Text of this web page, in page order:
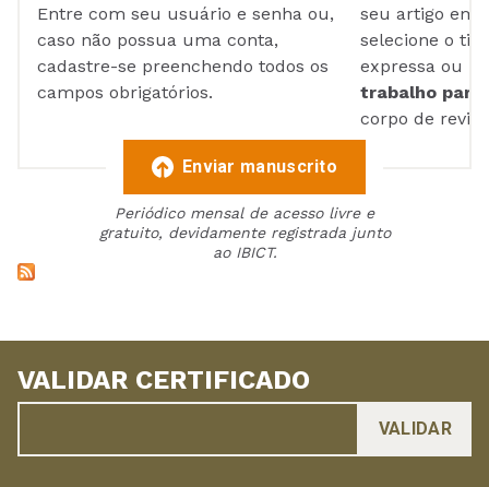
Entre com seu usuário e senha ou,
caso não possua uma conta,
cadastre-se preenchendo todos os
campos obrigatórios.
seu artigo em
selecione o
expressa ou
trabalho para
corpo de
Enviar manuscrito
Periódico mensal de acesso livre e
gratuito, devidamente registrada junto
ao IBICT.
VALIDAR CERTIFICADO